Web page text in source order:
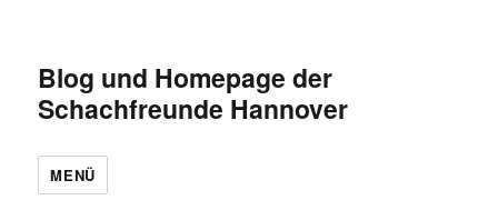
Blog und Homepage der
Schachfreunde Hannover
MENÜ